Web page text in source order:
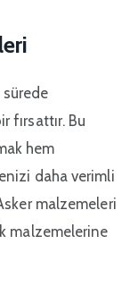
sürede
fırsattır. Bu
hem
daha verimli
malzemeleri
malzemelerine